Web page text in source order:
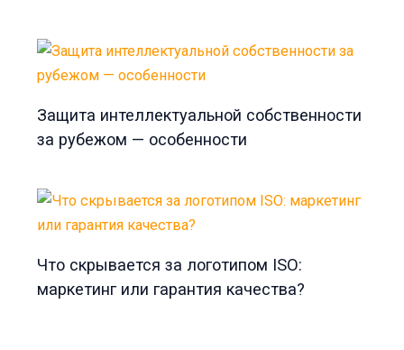
Защита интеллектуальной собственности
за рубежом — особенности
Что скрывается за логотипом ISO:
маркетинг или гарантия качества?